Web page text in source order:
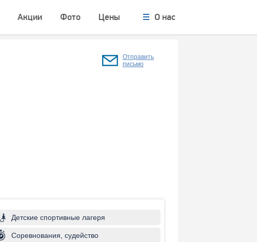
Акции Фото Цены О нас
Отправить
письмо
Детские спортивные лагеря
Соревнования, судейство